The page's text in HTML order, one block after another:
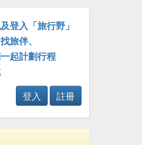
登入「旅行野」
旅伴、
起計劃行程
登入
註冊